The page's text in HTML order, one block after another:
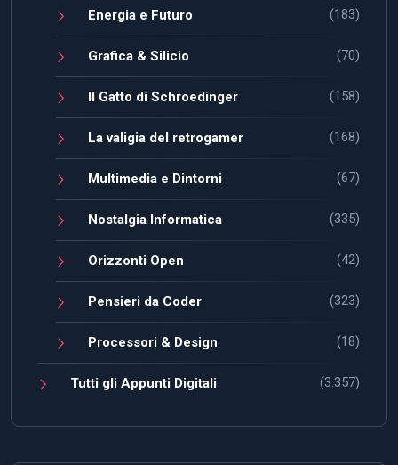
Energia e Futuro (183)
Grafica & Silicio (70)
Il Gatto di Schroedinger (158)
La valigia del retrogamer (168)
Multimedia e Dintorni (67)
Nostalgia Informatica (335)
Orizzonti Open (42)
Pensieri da Coder (323)
Processori & Design (18)
Tutti gli Appunti Digitali (3.357)